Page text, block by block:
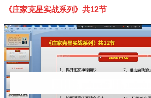
《庄家克星实战系列》共12节